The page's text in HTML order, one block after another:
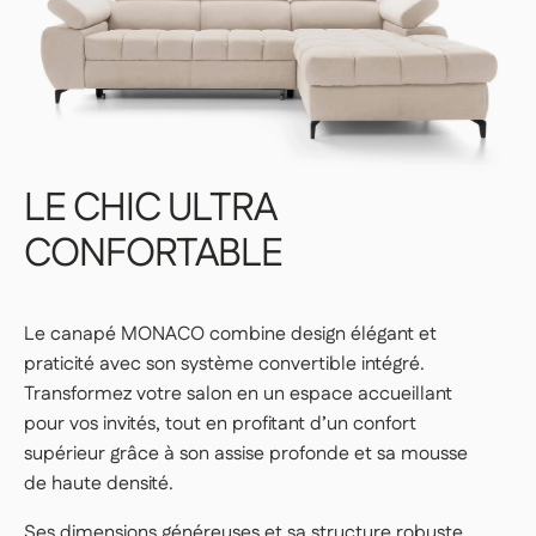
temps, même en usage intensif
Dimensions généreuses : favorisent les instants
partagés, moments cocooning et après-midis
Votre article est livré au pied du camion,
devant chez vous.
👉 Idéal si vous êtes équipé pour le
transporter jusqu’à chez vous.
LIVRAISONS DANS VOTRE LOGEMENT
Nos livreurs déposent l'article dans la pièce
de votre choix, au rez-de-chaussée ou à
l’étage.
👉 Pratique si vous ne souhaitez pas porter
ou manœuvrer les colis vous-même.
LIVRAISON PREMIUM — 179€
LECHICULTRA
CONFORTABLE
Le canapé MONACO combine design élégant et
praticité avec son système convertible intégré.
Transformez votre salon en un espace accueillant
pour vos invités, tout en profitant d’un confort
supérieur grâce à son assise profonde et sa mousse
de haute densité.